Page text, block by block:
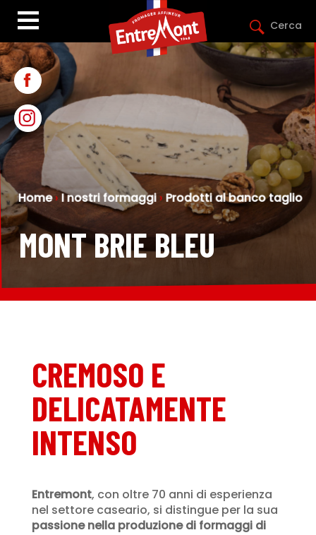
Cerca
Home›I nostri formaggi› Prodotti al banco taglio
MONT BRIE BLEU
CREMOSO E
DELICATAMENTE
INTENSO
Entremont, con oltre 70 anni di esperienza
nel settore caseario, si distingue per la sua
passione nella produzione di formaggi di